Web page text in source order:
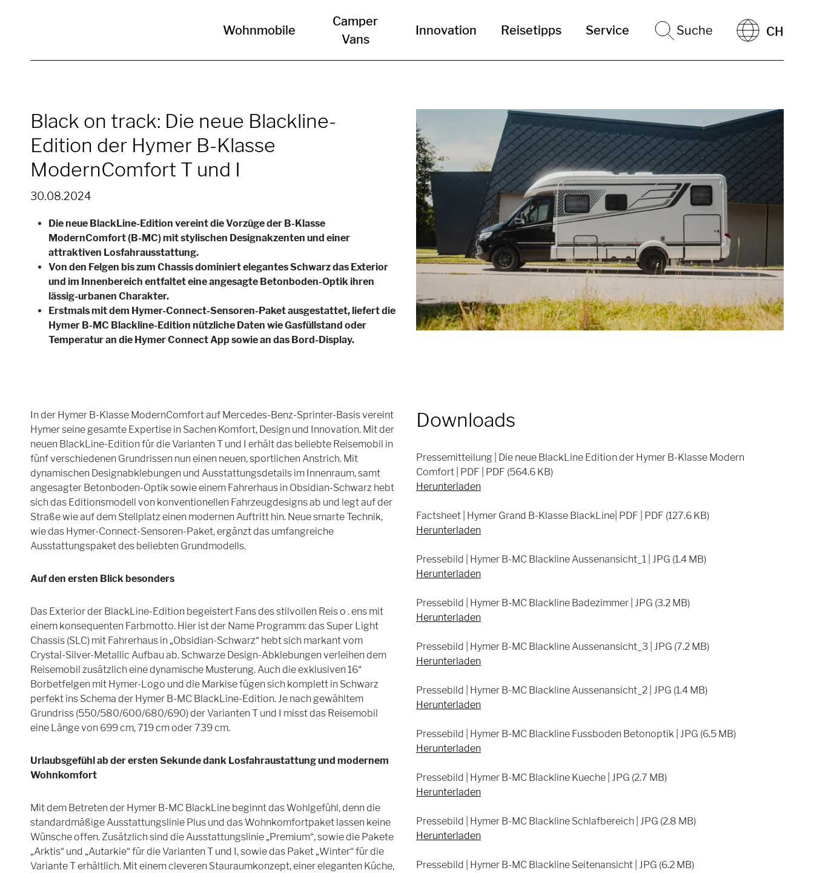
Wohnmobile
Camper
Vans
Innovation Reisetipps Service Suche CH
Black on track: Die neue Blackline-
Edition der Hymer B-Klasse
ModernComfort T und I
30.08.2024
Die neue BlackLine-Edition vereint die Vorzüge der B-Klasse
ModernComfort (B-MC) mit stylischen Designakzenten und einer
attraktiven Losfahrausstattung.
Von den Felgen bis zum Chassis dominiert elegantes Schwarz das Exterior
und im Innenbereich entfaltet eine angesagte Betonboden-Optik ihren
lässig-urbanen Charakter.
Erstmals mit dem Hymer-Connect-Sensoren-Paket ausgestattet, liefert die
Hymer B-MC Blackline-Edition nützliche Daten wie Gasfüllstand oder
Temperatur an die Hymer Connect App sowie an das Bord-Display.
In der Hymer B-Klasse ModernComfort auf Mercedes-Benz-Sprinter-Basis vereint
Hymer seine gesamte Expertise in Sachen Komfort, Design und Innovation. Mit der
neuen BlackLine-Edition für die Varianten T und I erhält das beliebte Reisemobil in
fünf verschiedenen Grundrissen nun einen neuen, sportlichen Anstrich. Mit
dynamischen Designabklebungen und Ausstattungsdetails im Innenraum, samt
angesagter Betonboden-Optik sowie einem Fahrerhaus in Obsidian-Schwarz hebt
sich das Editionsmodell von konventionellen Fahrzeugdesigns ab und legt auf der
Straße wie auf dem Stellplatz einen modernen Auftritt hin. Neue smarte Technik,
wie das Hymer-Connect-Sensoren-Paket, ergänzt das umfangreiche
Ausstattungspaket des beliebten Grundmodells.
Auf den ersten Blick besonders
Das Exterior der BlackLine-Edition begeistert Fans des stilvollen Reis o . ens mit
einem konsequenten Farbmotto. Hier ist der Name Programm: das Super Light
Chassis (SLC) mit Fahrerhaus in „Obsidian-Schwarz“ hebt sich markant vom
Crystal-Silver-Metallic Aufbau ab. Schwarze Design-Abklebungen verleihen dem
Reisemobil zusätzlich eine dynamische Musterung. Auch die exklusiven 16“
Borbetfelgen mit Hymer-Logo und die Markise fügen sich komplett in Schwarz
perfekt ins Schema der Hymer B-MC BlackLine-Edition. Je nach gewähltem
Grundriss (550/580/600/680/690) der Varianten T und I misst das Reisemobil
eine Länge von 699 cm, 719 cm oder 739 cm.
Urlaubsgefühl ab der ersten Sekunde dank Losfahraustattung und modernem
Wohnkomfort
Mit dem Betreten der Hymer B-MC BlackLine beginnt das Wohlgefühl, denn die
standardmäßige Ausstattungslinie Plus und das Wohnkomfortpaket lassen keine
Wünsche offen. Zusätzlich sind die Ausstattungslinie „Premium“, sowie die Pakete
„Arktis“ und „Autarkie“ für die Varianten T und I, sowie das Paket „Winter“ für die
Variante T erhältlich. Mit einem cleveren Stauraumkonzept, einer eleganten Küche,
Downloads
Pressemitteilung | Die neue BlackLine Edition der Hymer B-Klasse Modern
Comfort | PDF | PDF (564.6 KB)
Herunterladen
Factsheet | Hymer Grand B-Klasse BlackLine| PDF | PDF (127.6 KB)
Herunterladen
Pressebild | Hymer B-MC Blackline Aussenansicht_1 | JPG (1.4 MB)
Herunterladen
Pressebild | Hymer B-MC Blackline Badezimmer | JPG (3.2 MB)
Herunterladen
Pressebild | Hymer B-MC Blackline Aussenansicht_3 | JPG (7.2 MB)
Herunterladen
Pressebild | Hymer B-MC Blackline Aussenansicht_2 | JPG (1.4 MB)
Herunterladen
Pressebild | Hymer B-MC Blackline Fussboden Betonoptik | JPG (6.5 MB)
Herunterladen
Pressebild | Hymer B-MC Blackline Kueche | JPG (2.7 MB)
Herunterladen
Pressebild | Hymer B-MC Blackline Schlafbereich | JPG (2.8 MB)
Herunterladen
Pressebild | Hymer B-MC Blackline Seitenansicht | JPG (6.2 MB)